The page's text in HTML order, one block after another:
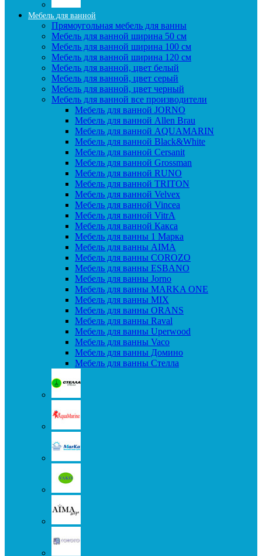
Мебель для ванной
Прямоугольная мебель для ванны
Мебель для ванной ширина 50 см
Мебель для ванной ширина 100 см
Мебель для ванной ширина 120 см
Мебель для ванной, цвет белый
Мебель для ванной, цвет серый
Мебель для ванной, цвет черный
Мебель для ванной все производители
Мебель для ванной JORNO
Мебель для ванной Allen Brau
Мебель для ванной AQUAMARIN
Мебель для ванной Black&White
Мебель для ванной Cersanit
Мебель для ванной Grossman
Мебель для ванной RUNO
Мебель для ванной TRITON
Мебель для ванной Velvex
Мебель для ванной Vincea
Мебель для ванной VitrA
Мебель для ванной Какса
Мебель для ванны 1 Марка
Мебель для ванны AIMA
Мебель для ванны COROZO
Мебель для ванны ESBANO
Мебель для ванны Jorno
Мебель для ванны MARKA ONE
Мебель для ванны MIX
Мебель для ванны ORANS
Мебель для ванны Raval
Мебель для ванны Uperwood
Мебель для ванны Vaco
Мебель для ванны Домино
Мебель для ванны Стелла